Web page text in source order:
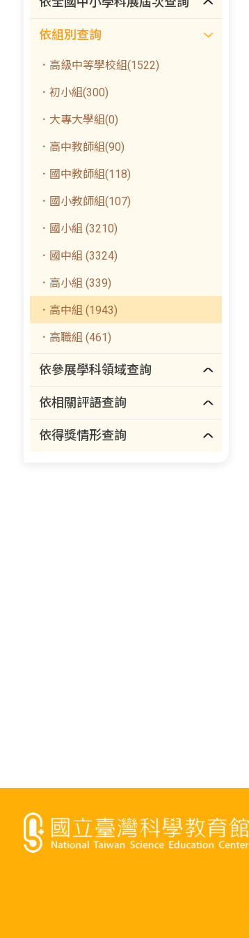
依組別查詢
．高級中等學校組(1522)
．初小組(300)
．大專大學組(0)
．高中教師組(90)
．國中教師組(118)
．國小教師組(107)
．國小組 (3210)
．國中組 (3324)
．高小組 (339)
．高中組 (1943)
．高職組 (461)
依參展學科領域查詢
依相關評語查詢
依得獎情形查詢